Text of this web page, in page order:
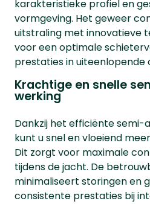
karakteristieke profiel en
vormgeving. Het geweer
uitstraling met innovatieve
voor een optimale
prestaties in uiteenlopende
Krachtige en snelle
werking
Dankzij het efficiënte
kunt u snel en vloeiend
Dit zorgt voor maximale
tijdens de jacht. De
minimaliseert storingen en
consistente prestaties bij